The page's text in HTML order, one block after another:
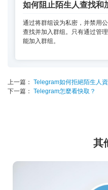
如何阻止陌生人查找和
通过将群组设为私密，并禁用
查找并加入群组。只有通过管
能加入群组。
上一篇： Telegram如何拒絕陌生人資
下一篇： Telegram怎麼看快取？
其